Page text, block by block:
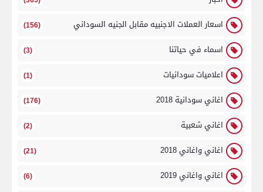
اسعار العملات الاجنبيه مقابل الجنيه السوداني (156)
اسماء في حياتنا (3)
اعلاميات سودانيات (1)
اغاني سودانية 2018 (176)
اغاني شعبية (2)
اغاني واغاني 2018 (21)
اغاني واغاني 2019 (6)